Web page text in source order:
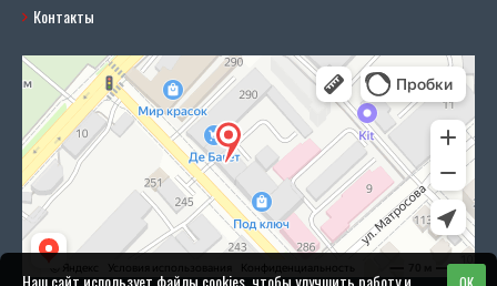
Контакты
Наш сайт использует файлы cookies, чтобы улучшить работу и